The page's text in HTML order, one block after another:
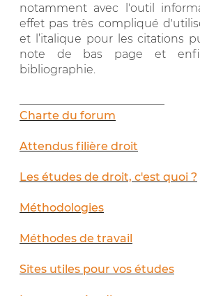
notamment avec l'outil
effet pas très compliqué
et l’italique pour les citations
note de bas page et
bibliographie.
Charte du forum
Attendus filière droit
Les études de droit, c'est quoi ?
Méthodologies
Méthodes de travail
Sites utiles pour vos études